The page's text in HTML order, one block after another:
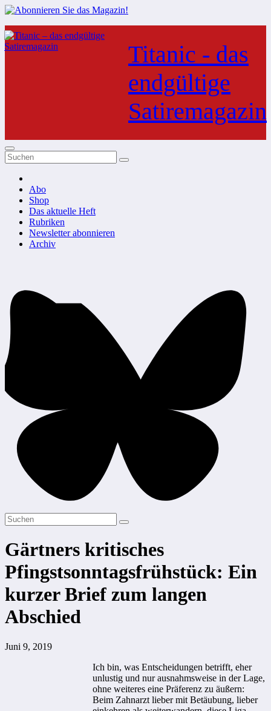
Zum
Inhalt
springen
Titanic - das
endgültige
Satiremagazin
Abo
Shop
Das aktuelle Heft
Rubriken
Newsletter abonnieren
Archiv
Gärtners kritisches
Pfingstsonntagsfrühstück: Ein
kurzer Brief zum langen
Abschied
Juni 9, 2019
Ich bin, was Entscheidungen betrifft, eher
unlustig und nur ausnahmsweise in der Lage,
ohne weiteres eine Präferenz zu äußern:
Beim Zahnarzt lieber mit Betäubung, lieber